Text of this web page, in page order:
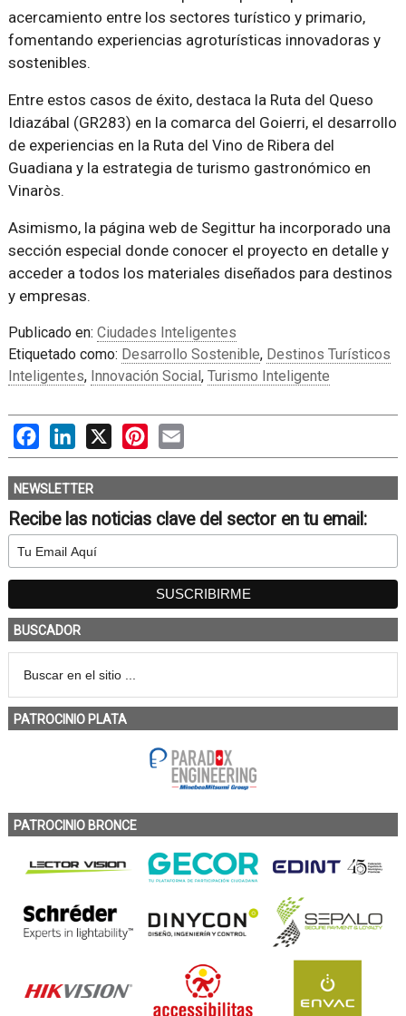
acercamiento entre los sectores turístico y primario,
fomentando experiencias agroturísticas innovadoras y
sostenibles.
Entre estos casos de éxito, destaca la Ruta del Queso
Idiazábal (GR283) en la comarca del Goierri, el desarrollo
de experiencias en la Ruta del Vino de Ribera del
Guadiana y la estrategia de turismo gastronómico en
Vinaròs.
Asimismo, la página web de Segittur ha incorporado una
sección especial donde conocer el proyecto en detalle y
acceder a todos los materiales diseñados para destinos
y empresas.
Publicado en: Ciudades Inteligentes
Etiquetado como: Desarrollo Sostenible, Destinos Turísticos
Inteligentes, Innovación Social, Turismo Inteligente
FacebookLinkedIn
X PinterestEmail
NEWSLETTER
Recibe las noticias clave del sector en tu email:
BUSCADOR
PATROCINIO PLATA
PATROCINIO BRONCE